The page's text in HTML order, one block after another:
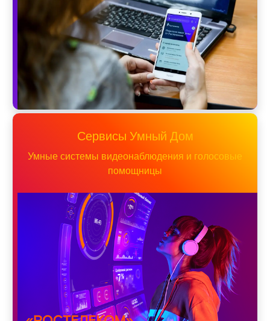
Сервисы Умный Дом
Умные системы видеонаблюдения и голосовые
помощницы